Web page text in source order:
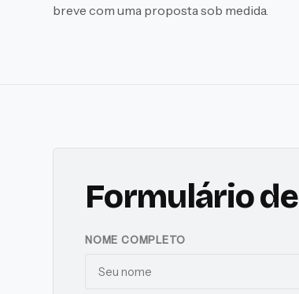
breve com uma proposta sob medida.
Formulário de
NOME COMPLETO